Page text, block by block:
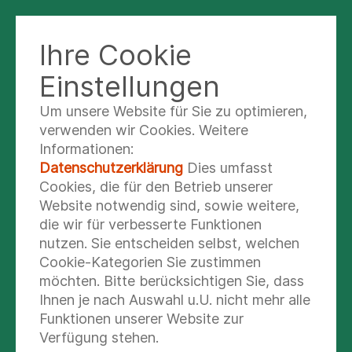
INTERNATIONAL PATIENT
INFORMATION
Dear Patients, Dear Family Members, Dear
Ihre Cookie
Einstellungen
Um unsere Website für Sie zu optimieren,
verwenden wir Cookies. Weitere
Informationen:
Datenschutzerklärung Dies umfasst
Cookies, die für den Betrieb unserer
Website notwendig sind, sowie weitere,
die wir für verbesserte Funktionen
nutzen. Sie entscheiden selbst, welchen
Cookie-Kategorien Sie zustimmen
möchten. Bitte berücksichtigen Sie, dass
Ihnen je nach Auswahl u.U. nicht mehr alle
Funktionen unserer Website zur
Verfügung stehen.